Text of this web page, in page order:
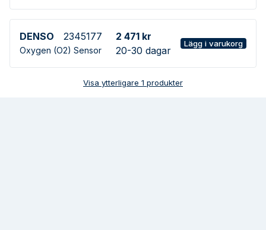
DENSO 2345177
Oxygen (O2) Sensor
2 471 kr
20-30 dagar
Lägg i varukorg
Visa ytterligare 1 produkter